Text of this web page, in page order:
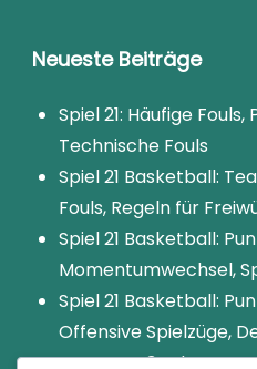
Neueste Beiträge
Spiel 21: Häufige
Technische Fouls
Spiel 21 Basketball:
Fouls, Regeln für
Spiel 21 Basketball:
Momentumwechsel,
Spiel 21 Basketball:
Offensive Spielzüge,
Gegenmaßnahmen